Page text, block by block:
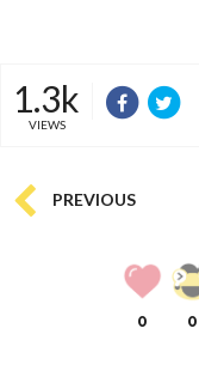
1.3k
VIEWS
PREVIOUS
0 0